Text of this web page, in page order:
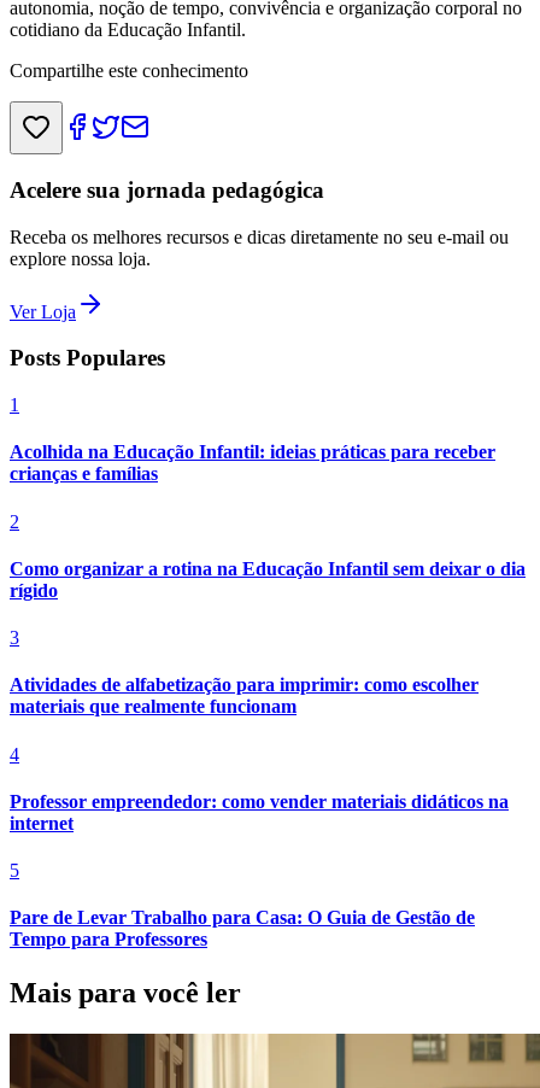
autonomia, noção de tempo, convivência e organização corporal no
cotidiano da Educação Infantil.
Compartilhe este conhecimento
Acelere sua jornada pedagógica
Receba os melhores recursos e dicas diretamente no seu e-mail ou
explore nossa loja.
Ver Loja
Posts Populares
1
Acolhida na Educação Infantil: ideias práticas para receber
crianças e famílias
2
Como organizar a rotina na Educação Infantil sem deixar o dia
rígido
3
Atividades de alfabetização para imprimir: como escolher
materiais que realmente funcionam
4
Professor empreendedor: como vender materiais didáticos na
internet
5
Pare de Levar Trabalho para Casa: O Guia de Gestão de
Tempo para Professores
Mais para você ler